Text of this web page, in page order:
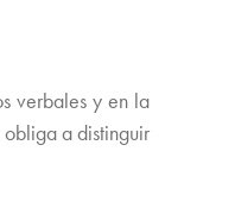
verbales y en la
a distinguir